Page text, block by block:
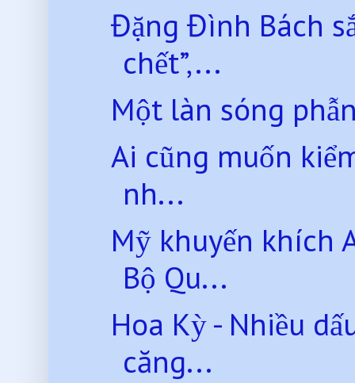
Đặng Đình Bách
chết”,...
Một làn sóng
Ai cũng muốn
nh...
Mỹ khuyến khích
Bộ Qu...
Hoa Kỳ - Nhiều
căng...